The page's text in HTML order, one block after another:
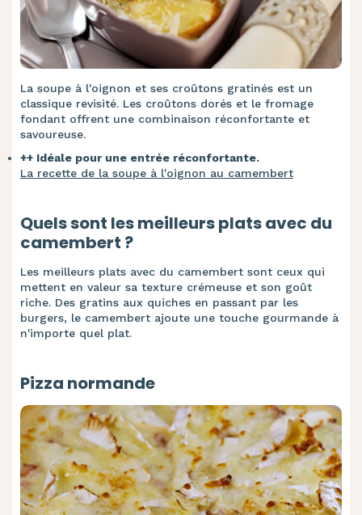
La soupe à l'oignon et ses croûtons gratinés est un
classique revisité. Les croûtons dorés et le fromage
fondant offrent une combinaison réconfortante et
savoureuse.
++ Idéale pour une entrée réconfortante.
La recette de la soupe à l'oignon au camembert
Quels sont les meilleurs plats avec du
camembert ?
Les meilleurs plats avec du camembert sont ceux qui
mettent en valeur sa texture crémeuse et son goût
riche. Des gratins aux quiches en passant par les
burgers, le camembert ajoute une touche gourmande à
n'importe quel plat.
Pizza normande